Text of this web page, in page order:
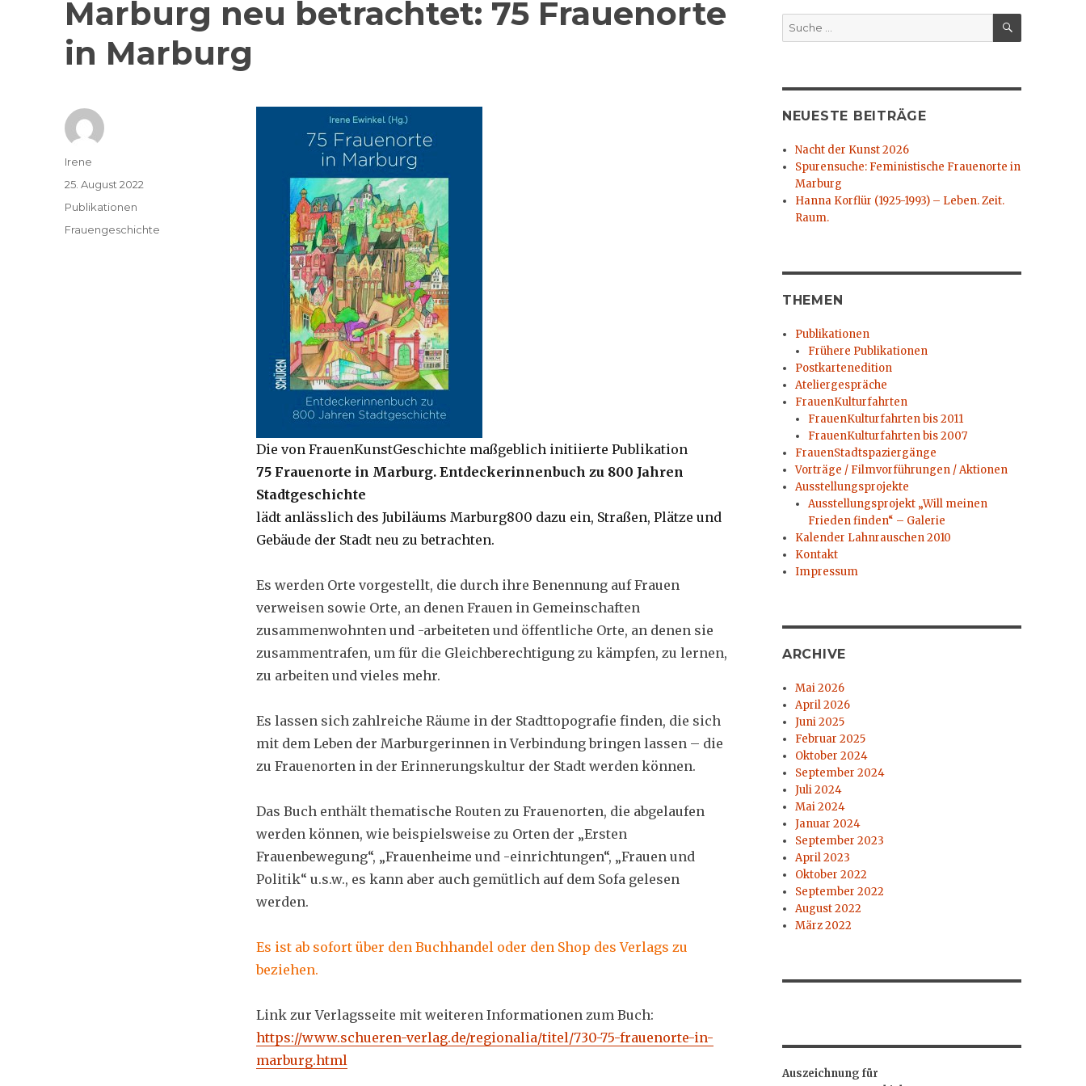
Marburg neu betrachtet: 75 Frauenorte
in Marburg
Die von FrauenKunstGeschichte maßgeblich initiierte Publikation
75 Frauenorte in Marburg. Entdeckerinnenbuch zu 800 Jahren
Stadtgeschichte
lädt anlässlich des Jubiläums Marburg800 dazu ein, Straßen, Plätze und
Gebäude der Stadt neu zu betrachten.
Es werden Orte vorgestellt, die durch ihre Benennung auf Frauen
verweisen sowie Orte, an denen Frauen in Gemeinschaften
zusammenwohnten und -arbeiteten und öffentliche Orte, an denen sie
zusammentrafen, um für die Gleichberechtigung zu kämpfen, zu lernen,
zu arbeiten und vieles mehr.
Es lassen sich zahlreiche Räume in der Stadttopografie finden, die sich
mit dem Leben der Marburgerinnen in Verbindung bringen lassen – die
zu Frauenorten in der Erinnerungskultur der Stadt werden können.
Das Buch enthält thematische Routen zu Frauenorten, die abgelaufen
werden können, wie beispielsweise zu Orten der „Ersten
Frauenbewegung“, „Frauenheime und -einrichtungen“, „Frauen und
Politik“ u.s.w., es kann aber auch gemütlich auf dem Sofa gelesen
werden.
Es ist ab sofort über den Buchhandel oder den Shop des Verlags zu
beziehen.
Link zur Verlagsseite mit weiteren Informationen zum Buch:
https://www.schueren-verlag.de/regionalia/titel/730-75-frauenorte-in-
marburg.html
Autor
Irene
Veröffentlicht
am
25. August 2022
Kategorien
Publikationen
Schlagwörter
Frauengeschichte
Suche
nach:
SUCHEN
NEUESTE BEITRÄGE
Nacht der Kunst 2026
Spurensuche: Feministische Frauenorte in
Marburg
Hanna Korflür (1925-1993) – Leben. Zeit.
Raum.
THEMEN
Publikationen
Frühere Publikationen
Postkartenedition
Ateliergespräche
FrauenKulturfahrten
FrauenKulturfahrten bis 2011
FrauenKulturfahrten bis 2007
FrauenStadtspaziergänge
Vorträge / Filmvorführungen / Aktionen
Ausstellungsprojekte
Ausstellungsprojekt „Will meinen
Frieden finden“ – Galerie
Kalender Lahnrauschen 2010
Kontakt
Impressum
ARCHIVE
Mai 2026
April 2026
Juni 2025
Februar 2025
Oktober 2024
September 2024
Juli 2024
Mai 2024
Januar 2024
September 2023
April 2023
Oktober 2022
September 2022
August 2022
März 2022
Auszeichnung für